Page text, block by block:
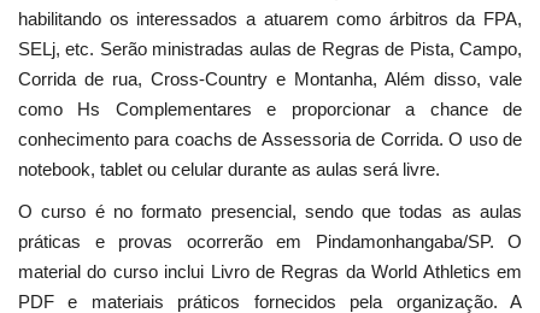
habilitando os interessados a atuarem como árbitros da FPA,
SELj, etc. Serão ministradas aulas de Regras de Pista, Campo,
Corrida de rua, Cross-Country e Montanha, Além disso, vale
como Hs Complementares e proporcionar a chance de
conhecimento para coachs de Assessoria de Corrida. O uso de
notebook, tablet ou celular durante as aulas será livre.
O curso é no formato presencial, sendo que todas as aulas
práticas e provas ocorrerão em Pindamonhangaba/SP. O
material do curso inclui Livro de Regras da World Athletics em
PDF e materiais práticos fornecidos pela organização. A